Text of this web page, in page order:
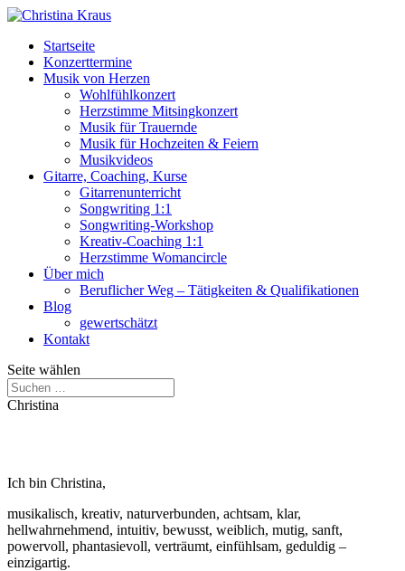
Startseite
Konzerttermine
Musik von Herzen
Wohlfühlkonzert
Herzstimme Mitsingkonzert
Musik für Trauernde
Musik für Hochzeiten & Feiern
Musikvideos
Gitarre, Coaching, Kurse
Gitarrenunterricht
Songwriting 1:1
Songwriting-Workshop
Kreativ-Coaching 1:1
Herzstimme Womancircle
Über mich
Beruflicher Weg – Tätigkeiten & Qualifikationen
Blog
gewertschätzt
Kontakt
Seite wählen
Christina
Ich bin Christina,
musikalisch, kreativ, naturverbunden, achtsam, klar,
hellwahrnehmend, intuitiv, bewusst, weiblich, mutig, sanft,
powervoll, phantasievoll, verträumt, einfühlsam, geduldig –
einzigartig.